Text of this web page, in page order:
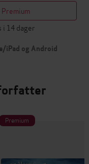
i 14 dager
iPad og Android
Premium